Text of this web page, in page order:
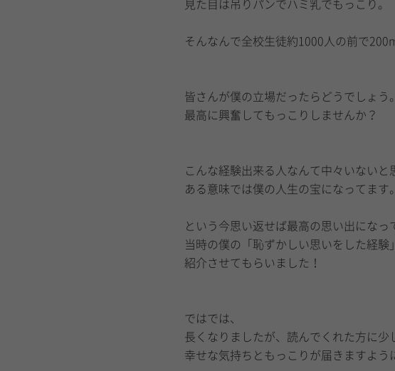
見た目は吊りパンでハミ乳でもっこり。
そんなんで全校生徒約1000人の前で
皆さんが僕の立場だったらどうでしょう。
最高に興奮してもっこりしませんか？
こんな経験出来る人なんて中々いないと
ある意味では僕の人生の宝になってます。
という今思い返せば最高の思い出になっ
当時の僕の「恥ずかしい思いをした経験
紹介させてもらいました！
ではでは、
長くなりましたが、読んでくれた方に少
幸せな気持ちともっこりが届きますよう